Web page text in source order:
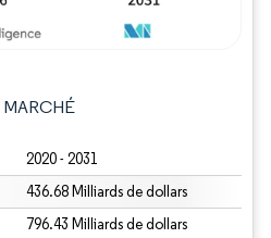
MARCHÉ
2020 - 2031
436.68 Milliards de dollars
796.43 Milliards de dollars